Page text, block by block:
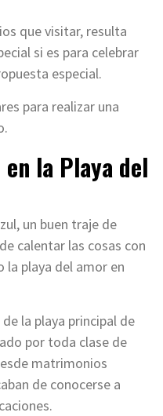
que visitar, resulta
si es para celebrar
especial.
para realizar una
la Playa del
un buen traje de
calentar las cosas con
la playa del amor en
la playa principal de
por toda clase de
matrimonios
de conocerse a